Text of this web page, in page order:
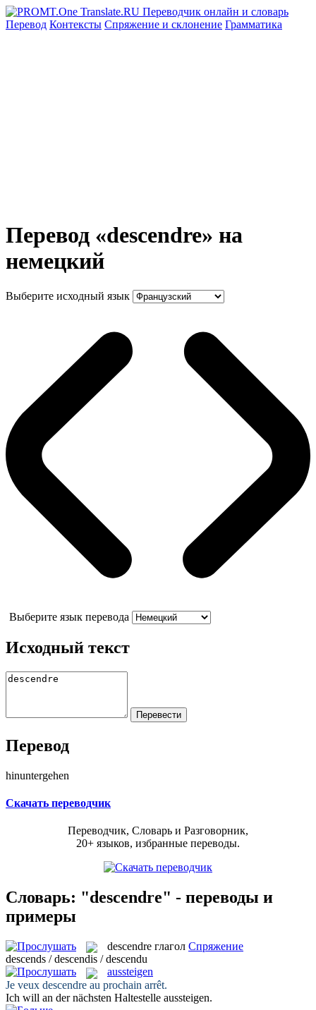
Перевод Контексты Спряжение и склонение Грамматика
Перевод «descendre» на
немецкий
Выберите исходный язык
Выберите язык перевода
Исходный текст
Перевод
hinuntergehen
Скачать переводчик
Переводчик, Словарь и Разговорник,
20+ языков, избранные переводы.
Словарь: "descendre" - переводы и
примеры
descendre глагол Спряжение
descends / descendis / descendu
aussteigen
Je veux descendre au prochain arrêt.
Ich will an der nächsten Haltestelle aussteigen.